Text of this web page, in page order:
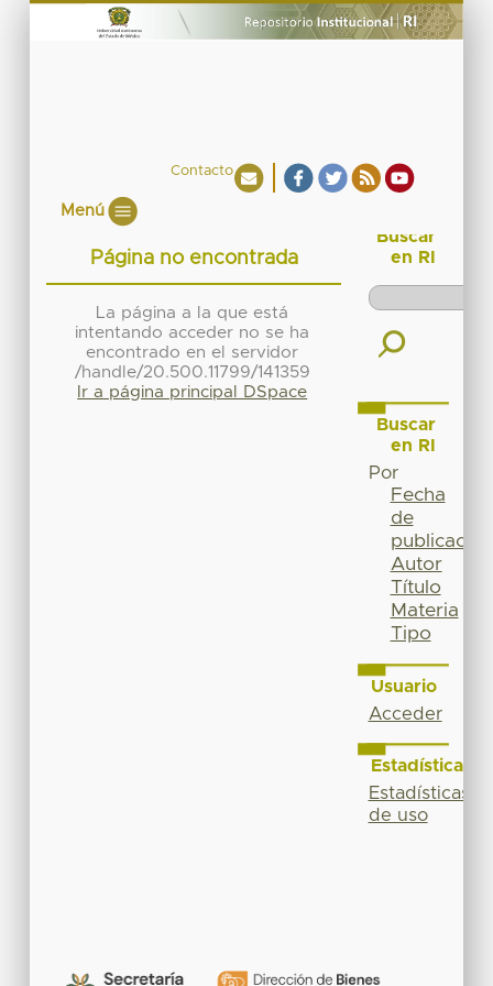
Contacto
Menú
Página no encontrada
La página a la que está
intentando acceder no se ha
encontrado en el servidor
/handle/20.500.11799/141359
Ir a página principal DSpace
Buscar
en RI
Buscar
en RI
Por
Fecha
de
publicación
Autor
Título
Materia
Tipo
Usuario
Acceder
Estadísticas
Estadísticas
de uso